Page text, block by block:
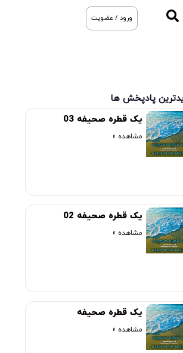
ورود / عضویت
پادپخش ها
یک قطره صحیفه 03
مشاهده »
یک قطره صحیفه 02
مشاهده »
یک قطره صحیفه
مشاهده »